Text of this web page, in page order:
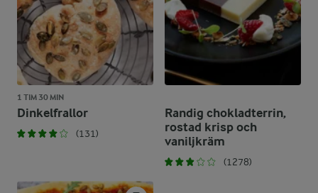
1 TIM 30 MIN
Dinkelfrallor
(131)
Randig chokladterrin,
rostad krisp och
vaniljkräm
(1278)